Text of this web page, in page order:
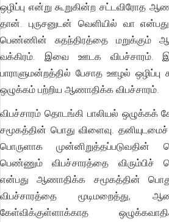
ஒழிப்பு என்று கூறுகின்ற சட்டவிரோத
தான். புருசனுடன் வெளியில் வா
பெண்ணின் சுதந்திரத்தை மறுக்கும்
வக்கிரம். இவை ஊடக விபச்சாரம்.
பாராளுமன்றத்தில் பேசாத ஊழல்
ஒழுக்கம் பற்றிய ஆணாதிக்க விபச்சாரம்.
விபச்சாரம் தொடங்கி பாலியல்
சமூகத்தின் பொது விளைவு.
பொருளாக
பெண்ணும் விபச்சாரத்தை விரும்பிச்
என்பது ஆணாதிக்க சமூகத்தின்
விபச்சாரத்தை மூடிமறைத்து,
கேள்விக்குள்ளாக்காத